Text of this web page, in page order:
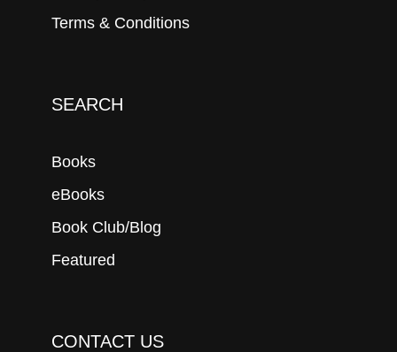
Terms & Conditions
SEARCH
Books
eBooks
Book Club/Blog
Featured
CONTACT US